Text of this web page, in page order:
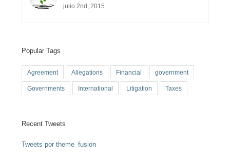
julio 2nd, 2015
Popular Tags
Agreement Allegations Financial government
Governments International Litigation Taxes
Recent Tweets
Tweets por theme_fusion